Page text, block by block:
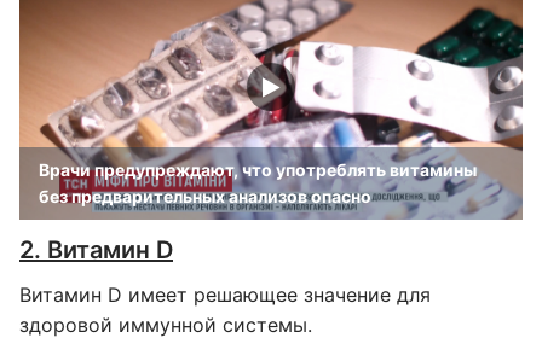
Врачи предупреждают, что употреблять витамины
без предварительных анализов опасно
2. Витамин D
Витамин D имеет решающее значение для
здоровой иммунной системы.